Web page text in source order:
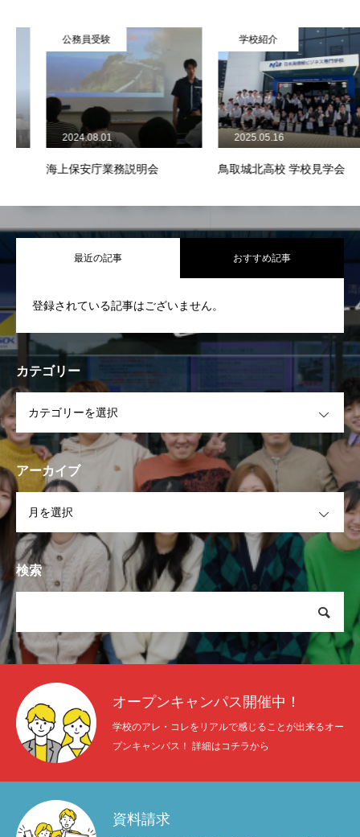
公務員受験
海上保安庁業務説明会
2024.08.01
学校紹介
鳥取城北高校 学校見学会
2025.05.16
最近の記事 おすすめ記事
登録されている記事はございません。
カテゴリー
アーカイブ
検索
オープンキャンパス開催中！
学校のアレ・コレをリアルで感じることが出来るオー
プンキャンパス！ 詳細はコチラから
資料請求